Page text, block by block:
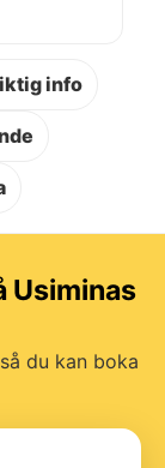
info
Usiminas
du kan boka